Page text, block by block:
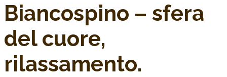
Biancospino – sfera
del cuore,
rilassamento.